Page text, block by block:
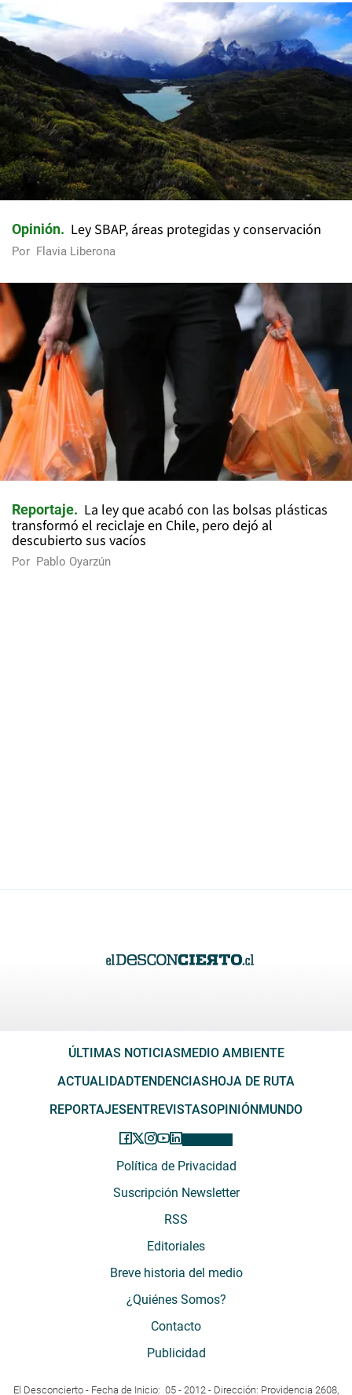
Opinión Ley SBAP, áreas protegidas y conservación
Por Flavia Liberona
Reportaje
La ley que acabó con las bolsas plásticas
transformó el reciclaje en Chile, pero dejó al
descubierto sus vacíos
Por Pablo Oyarzún
ÚLTIMAS NOTICIASMEDIO AMBIENTE
ACTUALIDADTENDENCIASHOJA DE RUTA
REPORTAJESENTREVISTASOPINIÓNMUNDO
Política de Privacidad
Suscripción Newsletter
RSS
Editoriales
Breve historia del medio
¿Quiénes Somos?
Contacto
Publicidad
El Desconcierto - Fecha de Inicio: 05 - 2012 - Dirección: Providencia 2608,